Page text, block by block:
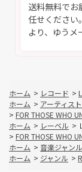
送料無料でお
任せください
より、ゆうメ
ホーム > レコード >
ホーム > アーティスト
> FOR THOSE WHO
ホーム > レーベル >
> FOR THOSE WHO
ホーム > 音楽ジャンル
ホーム > ジャンル >